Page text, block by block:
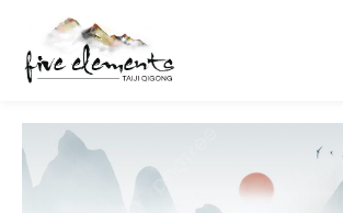
content